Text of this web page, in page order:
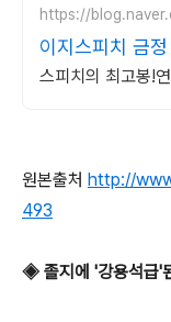
https://
이지스피치 금
스피치의 최고봉!
원본출처 http://
493
◈ 졸지에 '강용석급'